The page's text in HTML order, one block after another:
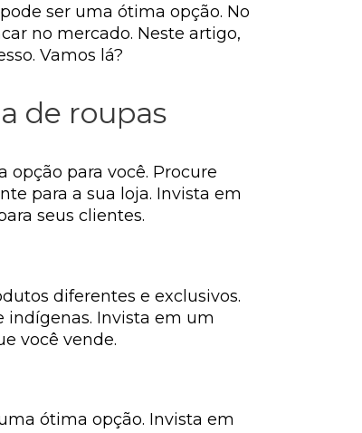
ser uma ótima opção. No
no mercado. Neste artigo,
Vamos lá?
de roupas
para você. Procure
para a sua loja. Invista em
seus clientes.
diferentes e exclusivos.
indígenas. Invista em um
você vende.
ótima opção. Invista em